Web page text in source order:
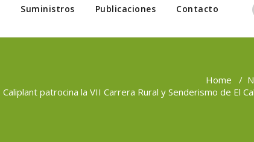
Suministros Publicaciones Contacto
Home /
Caliplant patrocina la VII Carrera Rural y Senderismo de El